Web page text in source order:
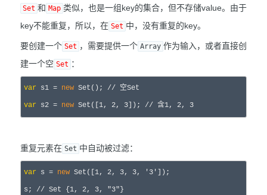
Set 和 Map 类似，也是一组key的集合，但不存储value。由于
key不能重复，所以，在 Set 中，没有重复的key。
要创建一个 Set ，需要提供一个 Array 作为输入，或者直接创
建一个空 Set ：
var s1 = new Set(); // 空Set
var s2 = new Set([1, 2, 3]); // 含1, 2, 3
重复元素在 Set 中自动被过滤：
var s = new Set([1, 2, 3, 3, '3' ]);
s; // Set {1, 2, 3, "3"}